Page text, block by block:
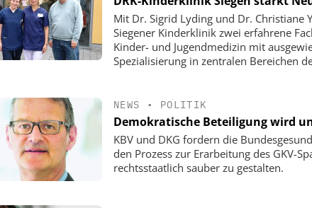
Mit Dr. Sigrid Lyding und Dr. Christiane
Siegener Kinderklinik zwei erfahrene
Kinder- und Jugendmedizin mit
Spezialisierung in zentralen Bereichen
NEWS • POLITIK
Demokratische Beteiligung wird
KBV und DKG fordern die
den Prozess zur Erarbeitung des GKV-
rechtsstaatlich sauber zu gestalten.